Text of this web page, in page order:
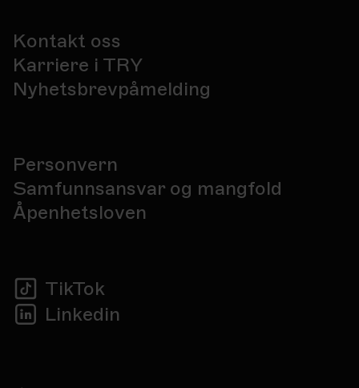
Kontakt oss
Karriere i TRY
Nyhetsbrevpåmelding
Personvern
Samfunnsansvar og mangfold
Åpenhetsloven
TikTok
Linkedin